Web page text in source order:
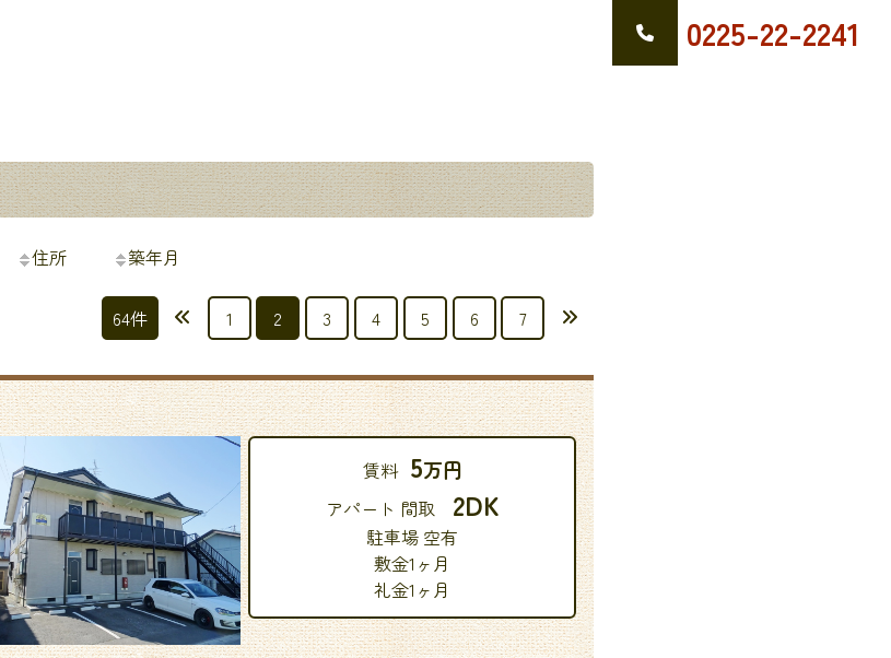
0225-22-2241
住所 築年月
64件
投
の
ペ
ジ
送
り
1 2 3 4 5 6 7
賃料 5万円
アパート 間取 2DK
駐車場 空有
敷金1ヶ月
礼金1ヶ月